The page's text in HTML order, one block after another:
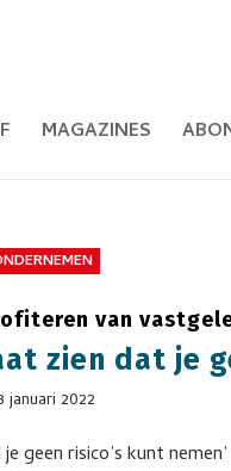
MAGAZINES
van
zien dat je
januari 2022